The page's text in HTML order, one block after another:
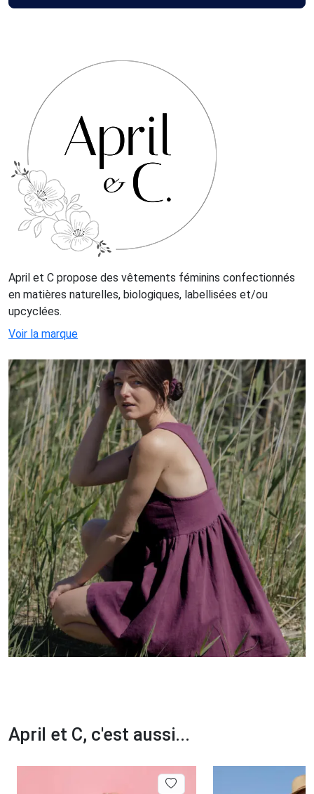
April et C propose des vêtements féminins confectionnés
en matières naturelles, biologiques, labellisées et/ou
upcyclées.
Voir la marque
April et C, c'est aussi...